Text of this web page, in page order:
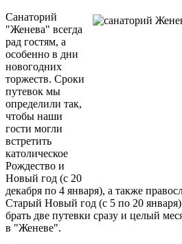
Санаторий
"Женева" всегда
рад гостям, а
особенно в дни
новогодних
торжеств. Сроки
путевок мы
определили так,
чтобы наши
гости могли
встретить
католическое
Рождество и
Новый год (с 20
декабря по 4 января), а также
Старый Новый год (с 5 по 20
брать две путевки сразу и целый
в "Женеве".